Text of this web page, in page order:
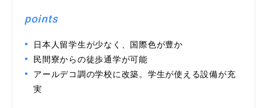
points
日本人留学生が少なく、国際色が豊か
民間寮からの徒歩通学が可能
アールデコ調の学校に改築。学生が使える設備が充
実